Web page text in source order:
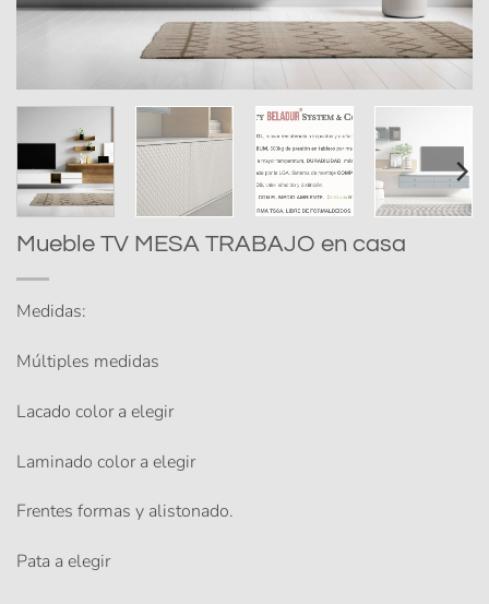
Mueble TV MESA TRABAJO en casa
Medidas:
Múltiples medidas
Lacado color a elegir
Laminado color a elegir
Frentes formas y alistonado.
Pata a elegir